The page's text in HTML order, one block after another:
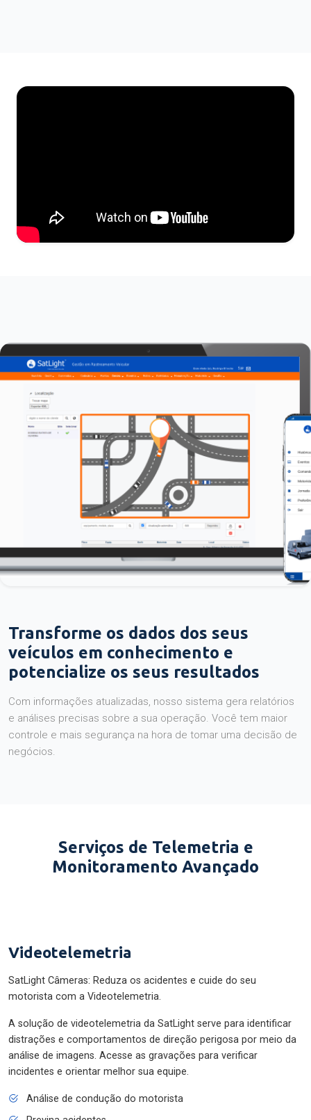
Transforme os dados dos seus
veículos em conhecimento e
potencialize os seus resultados
Com informações atualizadas, nosso sistema gera relatórios
e análises precisas sobre a sua operação. Você tem maior
controle e mais segurança na hora de tomar uma decisão de
negócios.
Serviços de Telemetria e
Monitoramento Avançado
Videotelemetria
SatLight Câmeras: Reduza os acidentes e cuide do seu
motorista com a Videotelemetria.
A solução de videotelemetria da SatLight serve para identificar
distrações e comportamentos de direção perigosa por meio da
análise de imagens. Acesse as gravações para verificar
incidentes e orientar melhor sua equipe.
Análise de condução do motorista